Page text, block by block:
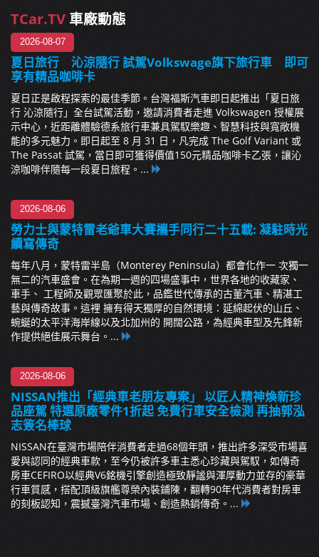
TCar.TV 車廠動態
2026-08-07
夏日旅行 沁涼隨行 試駕Volkswage旗下旅行車 即可
享有精品咖啡卡
夏日正是啟程探索的最佳季節。台灣福斯汽車即日起推出「夏日旅
行 沁涼隨行」全台試駕活動，邀請消費者走進 Volkswagen 授權展
示中心，近距離體驗德系旅行車兼具駕馭樂趣、智慧科技與寬敞機
能的多元魅力。即日起至 8 月 31 日，凡完成 The Golf Variant 或
The Passat 試駕，當日即可獲得價值150元精品咖啡卡乙張，讓沁
涼咖啡伴隨每一段夏日旅程。...
2026-08-06
勞力士與蒙特雷老爺車大賽攜手同行二十五載: 凝駐時光
續寫傳奇
每年八月，蒙特雷半島（Monterey Peninsula）都會化作一 次獨一
無二的汽車盛會。在為期一週的四場盛事中，世界各地的收藏家、
車手、 工程師及觀眾匯聚於此，品鑑世代傳承的古董汽車、精湛工
藝與傳奇故事。這裡 擁有得天獨厚的自然環境：延綿起伏的山丘、
蜿蜒的太平洋海岸線以及北加州的 開闊公路，為經典車型及先鋒新
作提供絕佳展示舞台。...
2026-08-06
NISSAN推出「經典車老朋友專案」 以匠人精神煥新珍
品座駕 特選原廠零件1折起 免費行車安全檢測 再抽郭泓
志簽名棒球
NISSAN在臺灣市場陪伴消費者走過68個年頭，推出許多深受市場喜
愛與認同的經典車款，至今仍被許多車主悉心珍藏與駕馭，如傳奇
房車CEFIRO以經典V6銘機引擎創造極致靜謐與渾厚動力並存的豪華
行車質感，搭配頂級旗艦尊榮內裝鋪陳，翻轉90年代消費者對房車
的刻板認知，震撼臺灣汽車市場、創造熱銷傳奇。...